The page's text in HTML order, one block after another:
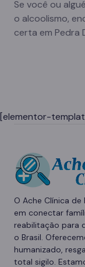
Se você ou
o alcoolismo,
certa em Pedra
[elementor-
O Ache Clínica
em conectar
reabilitação para
o Brasil.
humanizado,
total sigilo.